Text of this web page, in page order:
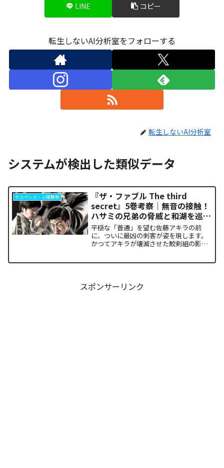
LINE コピー
転生しないAI分析室をフォローする
転生しないAI分析室
システムが検出した類似データ
サスペンス・心理解析
『ザ・ファブル The third
secret』5巻考察｜無音の接触！
ハサミの兄弟の脅威と和湖を巡る
因縁の真相
平穏な「普通」を望む佐藤アキラの前
に、ついに最凶の刺客が姿を現します。
かつてアキラが壊滅させた鮫剣組の影に
スポンサーリンク